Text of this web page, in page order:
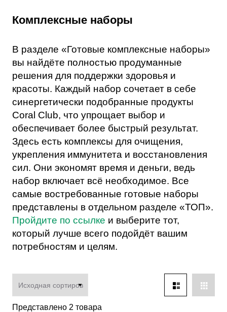
Комплексные наборы
В разделе «Готовые комплексные наборы»
вы найдёте полностью продуманные
решения для поддержки здоровья и
красоты. Каждый набор сочетает в себе
синергетически подобранные продукты
Coral Club, что упрощает выбор и
обеспечивает более быстрый результат.
Здесь есть комплексы для очищения,
укрепления иммунитета и восстановления
сил. Они экономят время и деньги, ведь
набор включает всё необходимое. Все
самые востребованные готовые наборы
представлены в отдельном разделе «ТОП».
Пройдите по ссылке и выберите тот,
который лучше всего подойдёт вашим
потребностям и целям.
Представлено 2 товара